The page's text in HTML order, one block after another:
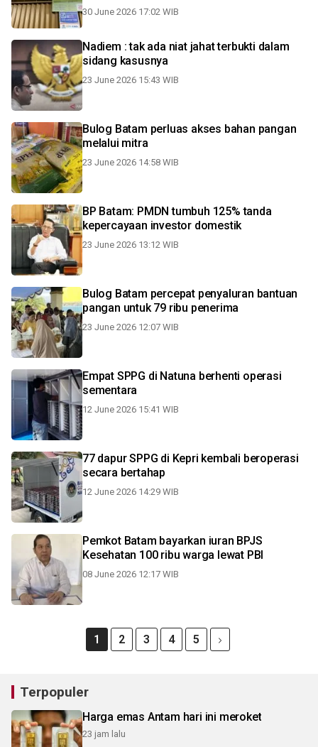
30 June 2026 17:02 WIB
Nadiem : tak ada niat jahat terbukti dalam
sidang kasusnya
23 June 2026 15:43 WIB
Bulog Batam perluas akses bahan pangan
melalui mitra
23 June 2026 14:58 WIB
BP Batam: PMDN tumbuh 125% tanda
kepercayaan investor domestik
23 June 2026 13:12 WIB
Bulog Batam percepat penyaluran bantuan
pangan untuk 79 ribu penerima
23 June 2026 12:07 WIB
Empat SPPG di Natuna berhenti operasi
sementara
12 June 2026 15:41 WIB
77 dapur SPPG di Kepri kembali beroperasi
secara bertahap
12 June 2026 14:29 WIB
Pemkot Batam bayarkan iuran BPJS
Kesehatan 100 ribu warga lewat PBI
08 June 2026 12:17 WIB
1 2 3 4 5
Terpopuler
Harga emas Antam hari ini meroket
23 jam lalu